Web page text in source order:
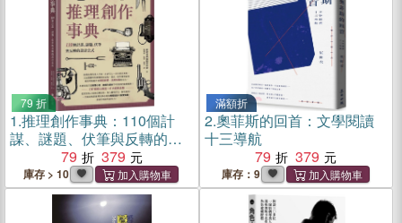
79 折
1.推理創作事典：110個計
謀、謎題、伏筆與反轉的設
79 379
庫存 > 10
滿額折
2.奧菲斯的回首：文學閱讀
十三導航
79
379
庫存：9